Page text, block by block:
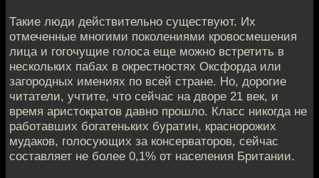
Такие люди действительно существуют. Их
отмеченные многими поколениями кровосмешения
лица и гогочущие голоса еще можно встретить в
нескольких пабах в окрестностях Оксфорда или
загородных имениях по всей стране. Но, дорогие
читатели, учтите, что сейчас на дворе 21 век, и
время аристократов давно прошло. Класс никогда не
работавших богатеньких буратин, краснорожих
мудаков, голосующих за консерваторов, сейчас
составляет не более 0,1% от населения Британии.